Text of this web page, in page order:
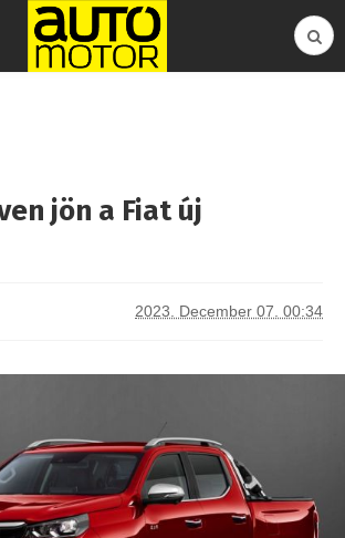
jön a Fiat új
2023. December 07. 00:34